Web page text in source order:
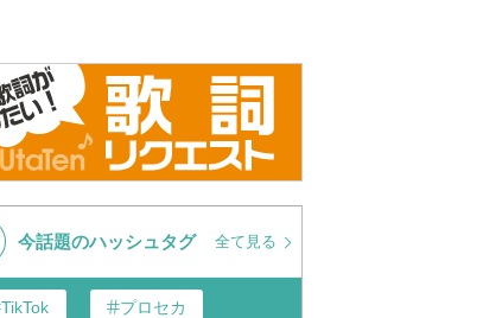
今話題のハッシュタグ 全て見る
TikTok プロセカ